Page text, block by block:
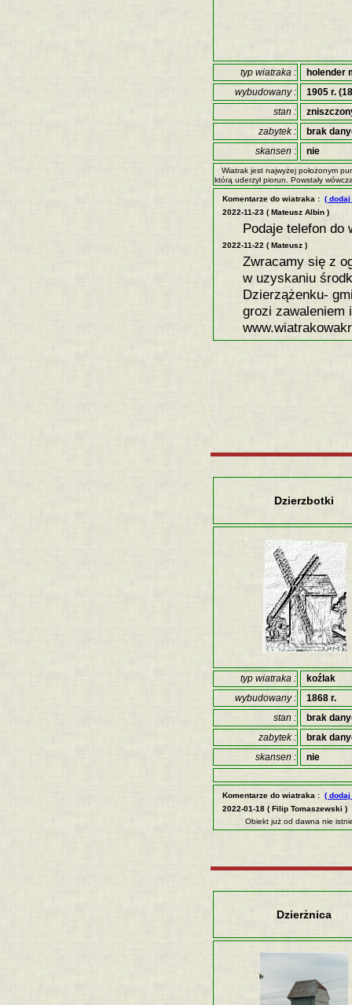
typ wiatraka :
holender
wybudowany :
1905 r.
stan :
zabytek :
brak
skansen :
nie
Wiatrak jest najwyżej położonym
którą uderzył piorun. Powstały
Komentarze do wiatraka : (
2022-11-23 ( Mateusz Albin )
Podaje telefon do
2022-11-22 ( Mateusz )
Zwracamy się z
w uzyskaniu
Dzierzążenku-
grozi zawaleniem
Dzierzbotki
typ wiatraka :
koźlak
wybudowany :
1868 r.
stan :
brak
zabytek :
brak
skansen :
nie
Komentarze do wiatraka : (
2022-01-18 ( Filip Tomaszewski )
Obiekt już od dawna nie
Dzierżnica